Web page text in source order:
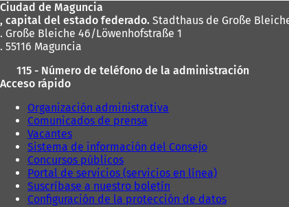
pies
Ciudad de Maguncia
, capital del estado federado. Stadthaus de Große
. Große Bleiche 46/Löwenhofstraße 1
. 55116 Maguncia
115 - Número de teléfono de la administración
Acceso rápido
Organización administrativa
Comunicados de prensa
Vacantes
Sistema de información del Consejo
Concursos públicos
Portal de servicios (servicios en línea)
Suscríbase a nuestro boletín
Configuración de la protección de datos